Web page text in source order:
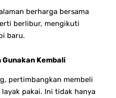
berharga bersama
berlibur, mengikuti
baru.
Gunakan Kembali
pertimbangkan membeli
pakai. Ini tidak hanya